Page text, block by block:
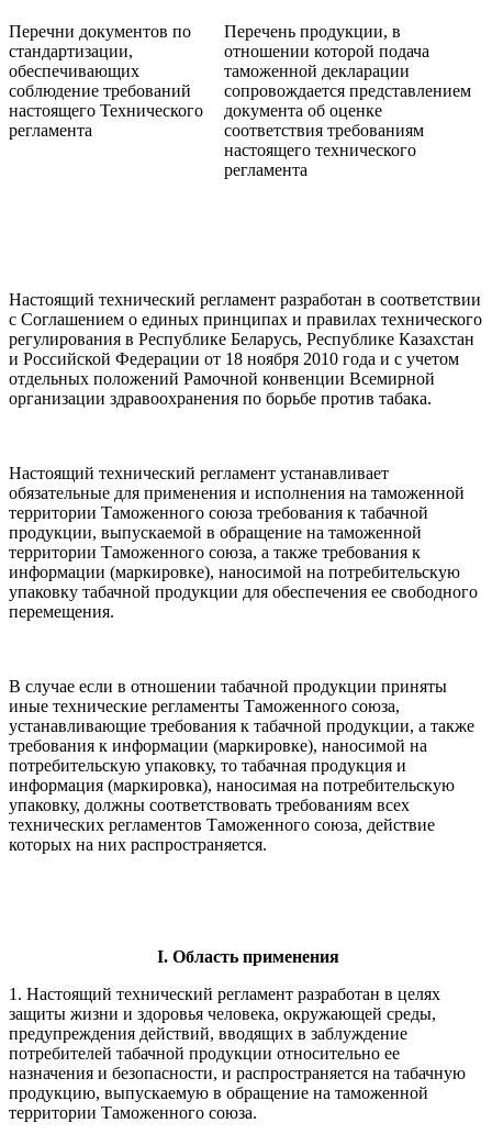
Перечни документов по
стандартизации,
обеспечивающих
соблюдение требований
настоящего Технического
регламента
Перечень продукции, в
отношении которой подача
таможенной декларации
сопровождается представлением
документа об оценке
соответствия требованиям
настоящего технического
регламента
Настоящий технический регламент разработан в соответствии
с Соглашением о единых принципах и правилах технического
регулирования в Республике Беларусь, Республике Казахстан
и Российской Федерации от 18 ноября 2010 года и с учетом
отдельных положений Рамочной конвенции Всемирной
организации здравоохранения по борьбе против табака.
Настоящий технический регламент устанавливает
обязательные для применения и исполнения на таможенной
территории Таможенного союза требования к табачной
продукции, выпускаемой в обращение на таможенной
территории Таможенного союза, а также требования к
информации (маркировке), наносимой на потребительскую
упаковку табачной продукции для обеспечения ее свободного
перемещения.
В случае если в отношении табачной продукции приняты
иные технические регламенты Таможенного союза,
устанавливающие требования к табачной продукции, а также
требования к информации (маркировке), наносимой на
потребительскую упаковку, то табачная продукция и
информация (маркировка), наносимая на потребительскую
упаковку, должны соответствовать требованиям всех
технических регламентов Таможенного союза, действие
которых на них распространяется.
I. Область применения
1. Настоящий технический регламент разработан в целях
защиты жизни и здоровья человека, окружающей среды,
предупреждения действий, вводящих в заблуждение
потребителей табачной продукции относительно ее
назначения и безопасности, и распространяется на табачную
продукцию, выпускаемую в обращение на таможенной
территории Таможенного союза.